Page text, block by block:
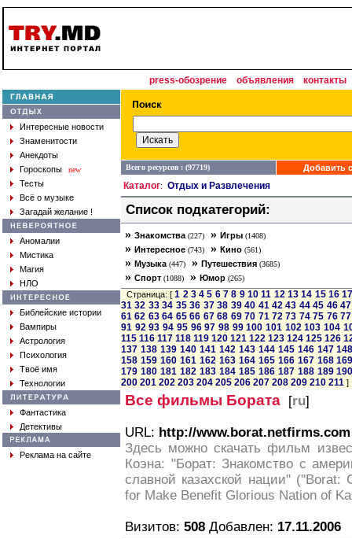
press-обозрение объявления контакты
Интересные новости
Знаменитости
Анекдоты
Гороскопы
new
Тесты
Всё о музыке
Загадай желание !
Аномалии
Мистика
Магия
НЛО
Библейские истории
Вампиры
Астрология
Психология
Твоё имя
Технологии
Фантастика
Детективы
Реклама на сайте
Всего ресурсов : (97719) Добавить
Каталог: Отдых и Развлечения
Список подкатегорий:
» Знакомства (227) » Игры (1408)
» Интересное (743) » Кино (561)
» Музыка (447) » Путешествия (3685)
» Спорт (1088) » Юмор (265)
Страница: [1 2 3 4 5 6 7 8 9 10 11 12 13 14 15 16
31 32 33 34 35 36 37 38 39 40 41 42 43 44 45 46 47
61 62 63 64 65 66 67 68 69 70 71 72 73 74 75 76 77
91 92 93 94 95 96 97 98 99 100 101 102 103 104
115 116 117 118 119 120 121 122 123 124 125 126
137 138 139 140 141 142 143 144 145 146 147
158 159 160 161 162 163 164 165 166 167 168
179 180 181 182 183 184 185 186 187 188 189
200 201 202 203 204 205 206 207 208 209 210 211 ]
Все фильмы Бората [ru]
URL: http://www.borat.netfirms.com
Здесь можно скачать фильм
Коэна: "Борат: Знакомство с
славной казахской нации" ("Borat:
for Make Benefit Glorious Nation of
Визитов: 508 Добавлен: 17.11.2006